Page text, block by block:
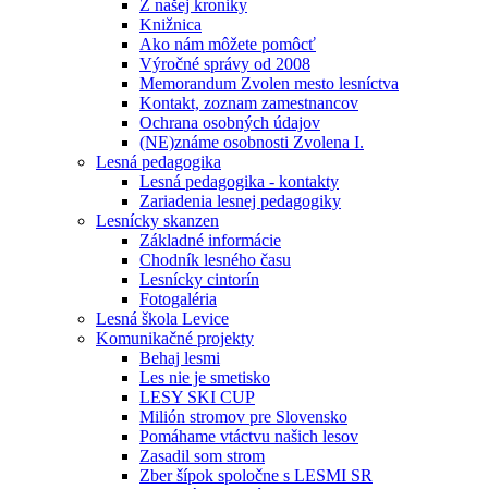
Z našej kroniky
Knižnica
Ako nám môžete pomôcť
Výročné správy od 2008
Memorandum Zvolen mesto lesníctva
Kontakt, zoznam zamestnancov
Ochrana osobných údajov
(NE)známe osobnosti Zvolena I.
Lesná pedagogika
Lesná pedagogika - kontakty
Zariadenia lesnej pedagogiky
Lesnícky skanzen
Základné informácie
Chodník lesného času
Lesnícky cintorín
Fotogaléria
Lesná škola Levice
Komunikačné projekty
Behaj lesmi
Les nie je smetisko
LESY SKI CUP
Milión stromov pre Slovensko
Pomáhame vtáctvu našich lesov
Zasadil som strom
Zber šípok spoločne s LESMI SR